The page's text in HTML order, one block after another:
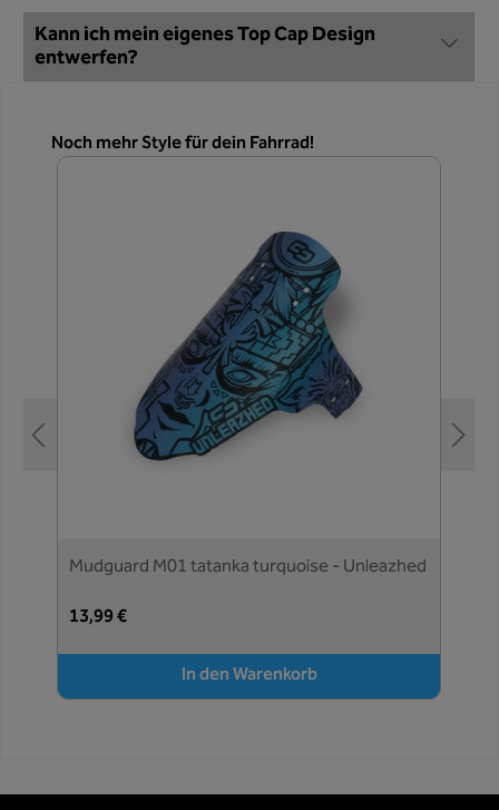
Kann ich mein eigenes Top Cap Design
entwerfen?
Produktgalerie überspringen
Noch mehr Style für dein Fahrrad!
Mudguard M01 tatanka turquoise - Unleazhed
13,99 €
In den Warenkorb